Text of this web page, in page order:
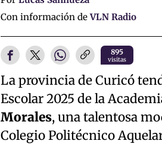
Con información deVLN Radio
895
visitas
La provincia de Curicó
Escolar 2025 de la
Morales, una talentosa
Colegio Politécnico